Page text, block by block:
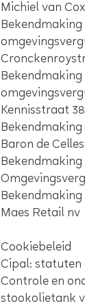
Michiel van
Bekendmaking
Bekendmaking
Kennisstraat 38
Baron de
Bekendmaking
Maes Retail nv
Cookiebeleid
Cipal:
Controle en
stookolietank